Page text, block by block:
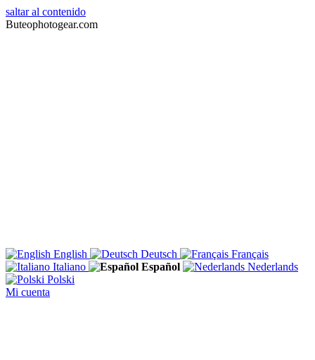
saltar al contenido
Buteophotogear.com
English Deutsch
Français
Italiano
Español
Nederlands
Polski
Mi cuenta